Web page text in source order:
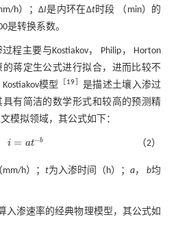
h）；∆I是内环在∆t时段 （min）的
是转换系数。
程主要与Kostiakov， Philip， Horton
的蒋定生公式进行拟合，进而比较不
模型
19
是描述土壤入渗过
有简洁的数学形式和较高的预测精
模拟领域，其公式如下：
i = at−b
i= at b （2）
h）； t为入渗时间（h）；a，b均
入渗速率的经典物理模型，其公式如